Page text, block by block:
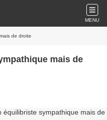
MENU
de droite
mais de